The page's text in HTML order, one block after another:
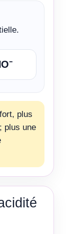
plus
plus une